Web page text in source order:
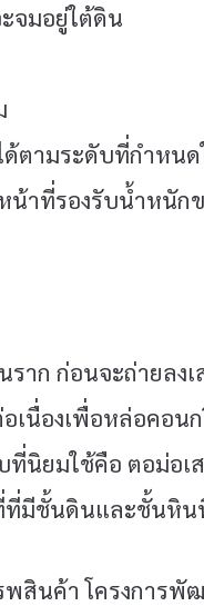
จมอยู่ใต้ดิน
ตามระดับที่กำหน
น้าที่รองรับน้ำหนัก
าก ก่อนจะถ่ายลง
เนื่องเพื่อหล่อคอน
นิยมใช้คือ ตอม่อเ
ที่มีชั้นดินและชั้นหิ
พสินค้า โครงการ